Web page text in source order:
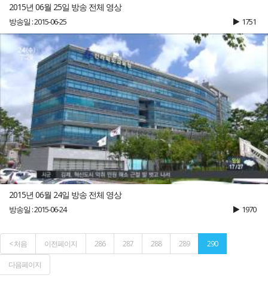
2015년 06월 25일 방송 전체 영상
방송일 : 2015-06-25 1751
2015년 06월 24일 방송 전체 영상
방송일 : 2015-06-24 1970
< 처음 이전페이지 286 287 288 289 290
다음페이지